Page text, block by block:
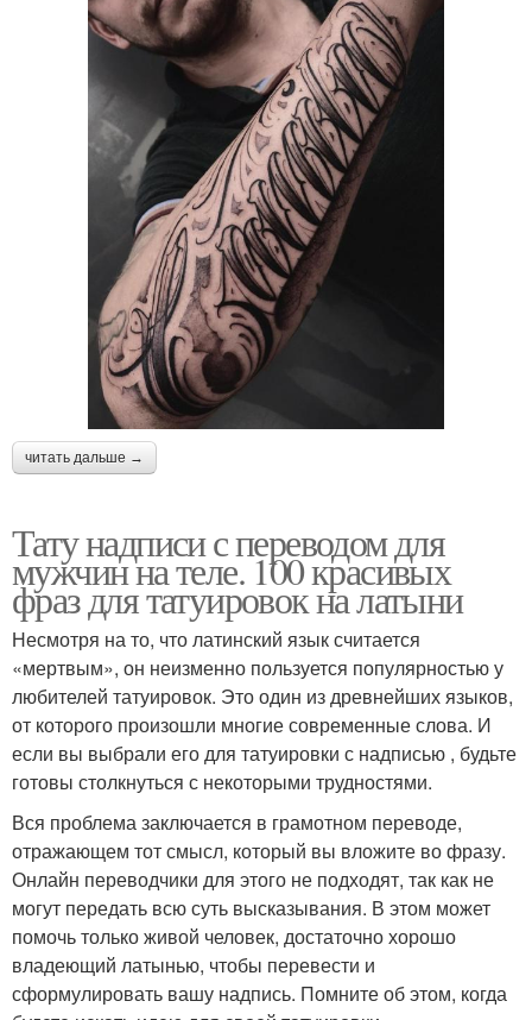
читать дальше →
Тату надписи с переводом для
мужчин на теле. 100 красивых
фраз для татуировок на латыни
Несмотря на то, что латинский язык считается
«мертвым», он неизменно пользуется популярностью у
любителей татуировок. Это один из древнейших языков,
от которого произошли многие современные слова. И
если вы выбрали его для татуировки с надписью , будьте
готовы столкнуться с некоторыми трудностями.
Вся проблема заключается в грамотном переводе,
отражающем тот смысл, который вы вложите во фразу.
Онлайн переводчики для этого не подходят, так как не
могут передать всю суть высказывания. В этом может
помочь только живой человек, достаточно хорошо
владеющий латынью, чтобы перевести и
сформулировать вашу надпись. Помните об этом, когда